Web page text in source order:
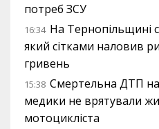
потреб ЗСУ
16:34 На Тернопільщині
який сітками наловив
гривень
15:38 Смертельна ДТП
медики не врятували
мотоцикліста